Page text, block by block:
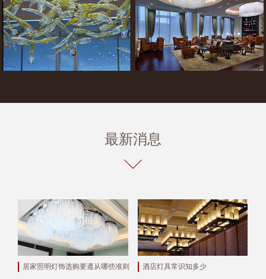
最新消息
居家照明灯饰选购要遵从哪些准则 酒店灯具常识知多少